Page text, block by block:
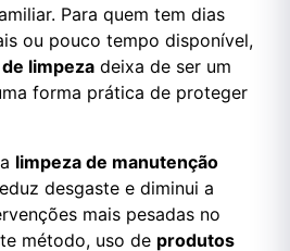
Para quem tem dias
ou pouco tempo disponível,
limpeza deixa de ser um
forma prática de proteger
limpeza de manutenção
desgaste e diminui a
mais pesadas no
método, uso de produtos